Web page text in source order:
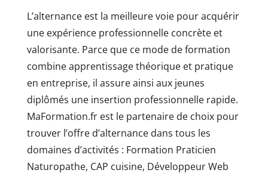
L’alternance est la meilleure voie pour acquérir
une expérience professionnelle concrète et
valorisante. Parce que ce mode de formation
combine apprentissage théorique et pratique
en entreprise, il assure ainsi aux jeunes
diplômés une insertion professionnelle rapide.
MaFormation.fr est le partenaire de choix pour
trouver l’offre d’alternance dans tous les
domaines d’activités : Formation Praticien
Naturopathe, CAP cuisine, Développeur Web